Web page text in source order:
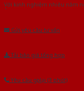
Với kinh nghiệm nhiêu năm
Gửi yêu cầu tư vấn
Tải báo giá tổng hợp
Yêu cầu gọi lại (3 phút)